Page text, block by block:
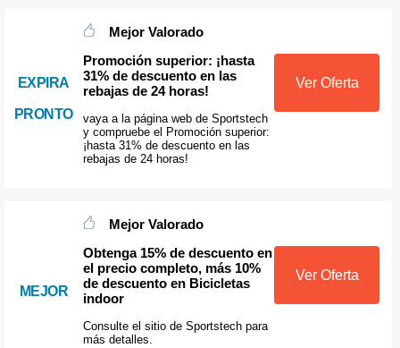
EXPIRA
PRONTO
Mejor Valorado
Promoción superior: ¡hasta
31% de descuento en las
rebajas de 24 horas!
vaya a la página web de Sportstech
y compruebe el Promoción superior:
¡hasta 31% de descuento en las
rebajas de 24 horas!
Ver Oferta
MEJOR
Mejor Valorado
Obtenga 15% de descuento en
el precio completo, más 10%
de descuento en Bicicletas
indoor
Consulte el sitio de Sportstech para
más detalles.
Ver Oferta